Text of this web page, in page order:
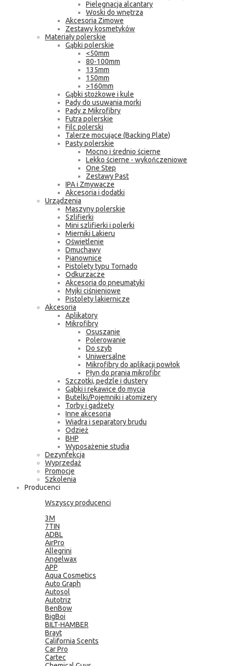
Pielęgnacja alcantary
Woski do wnętrza
Akcesoria Zimowe
Zestawy kosmetyków
Materiały polerskie
Gąbki polerskie
<50mm
80-100mm
135mm
150mm
>160mm
Gąbki stożkowe i kule
Pady do usuwania morki
Pady z Mikrofibry
Futra polerskie
Filc polerski
Talerze mocujące (Backing Plate)
Pasty polerskie
Mocno i średnio ścierne
Lekko ścierne - wykończeniowe
One Step
Zestawy Past
IPA i Zmywacze
Akcesoria i dodatki
Urządzenia
Maszyny polerskie
Szlifierki
Mini szlifierki i polerki
Mierniki Lakieru
Oświetlenie
Dmuchawy
Pianownice
Pistolety typu Tornado
Odkurzacze
Akcesoria do pneumatyki
Myjki ciśnieniowe
Pistolety lakiernicze
Akcesoria
Aplikatory
Mikrofibry
Osuszanie
Polerowanie
Do szyb
Uniwersalne
Mikrofibry do aplikacji powłok
Płyn do prania mikrofibr
Szczotki, pędzle i dustery
Gąbki i rękawice do mycia
Butelki/Pojemniki i atomizery
Torby i gadżety
Inne akcesoria
Wiadra i separatory brudu
Odzież
BHP
Wyposażenie studia
Dezynfekcja
Wyprzedaż
Promocje
Szkolenia
Producenci
Wszyscy producenci
3M
7TIN
ADBL
AirPro
Allegrini
Angelwax
APP
Aqua Cosmetics
Auto Graph
Autosol
Autotriz
BenBow
BigBoi
BILT-HAMBER
Brayt
California Scents
Car Pro
Cartec